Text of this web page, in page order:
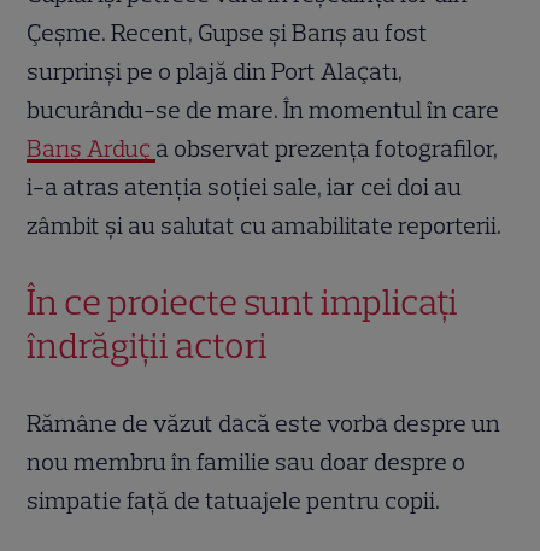
Çeşme. Recent, Gupse și Barış au fost
surprinși pe o plajă din Port Alaçatı,
bucurându-se de mare. În momentul în care
Barış Arduç a observat prezența fotografilor,
i-a atras atenția soției sale, iar cei doi au
zâmbit și au salutat cu amabilitate reporterii.
În ce proiecte sunt implicați
îndrăgiții actori
Rămâne de văzut dacă este vorba despre un
nou membru în familie sau doar despre o
simpatie față de tatuajele pentru copii.